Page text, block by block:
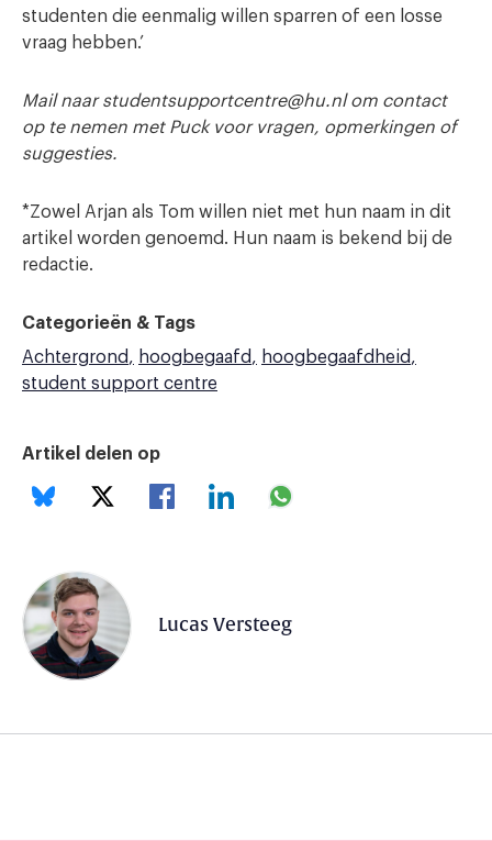
studenten die eenmalig willen sparren of een losse
vraag hebben.’
Mail naar studentsupportcentre@hu.nl om contact
op te nemen met Puck voor vragen, opmerkingen of
suggesties.
*Zowel Arjan als Tom willen niet met hun naam in dit
artikel worden genoemd. Hun naam is bekend bij de
redactie.
Categorieën & Tags
Achtergrond
hoogbegaafd
hoogbegaafdheid
student support centre
Artikel delen op
Lucas Versteeg